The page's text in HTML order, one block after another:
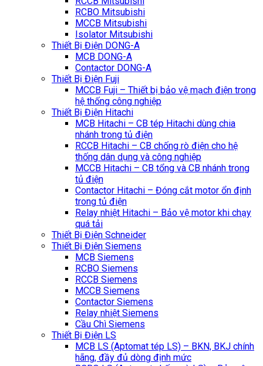
RCBO Mitsubishi
MCCB Mitsubishi
Isolator Mitsubishi
Thiết Bị Điện DONG-A
MCB DONG-A
Contactor DONG-A
Thiết Bị Điện Fuji
MCCB Fuji – Thiết bị bảo vệ mạch điện trong
hệ thống công nghiệp
Thiết Bị Điện Hitachi
MCB Hitachi – CB tép Hitachi dùng chia
nhánh trong tủ điện
RCCB Hitachi – CB chống rò điện cho hệ
thống dân dụng và công nghiệp
MCCB Hitachi – CB tổng và CB nhánh trong
tủ điện
Contactor Hitachi – Đóng cắt motor ổn định
trong tủ điện
Relay nhiệt Hitachi – Bảo vệ motor khi chạy
quá tải
Thiết Bị Điện Schneider
Thiết Bị Điện Siemens
MCB Siemens
RCBO Siemens
RCCB Siemens
MCCB Siemens
Contactor Siemens
Relay nhiệt Siemens
Cầu Chì Siemens
Thiết Bị Điện LS
MCB LS (Aptomat tép LS) – BKN, BKJ chính
hãng, đầy đủ dòng định mức